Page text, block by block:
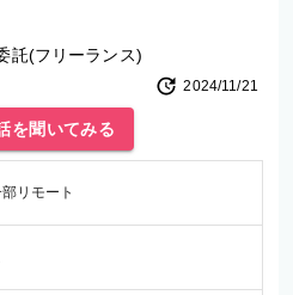
託(フリーランス)
2024/11/21
を聞いてみる
リモート